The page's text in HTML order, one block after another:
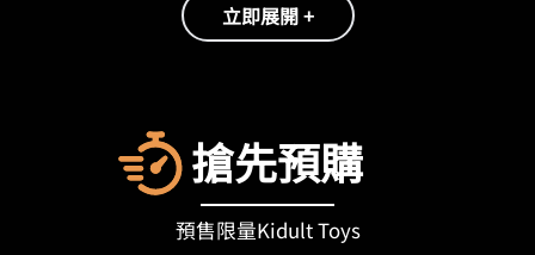
立即展開 +
搶先預購
預售限量Kidult Toys